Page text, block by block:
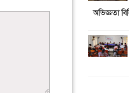
অভিজ্ঞতা